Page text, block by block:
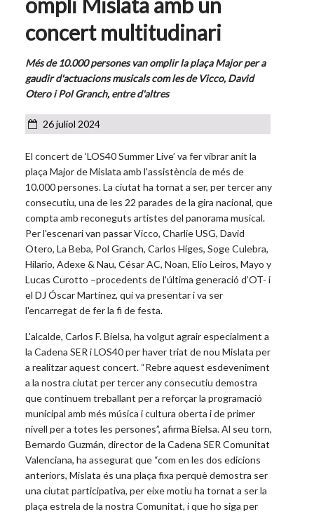
ompli Mislata amb un
concert multitudinari
Més de 10.000 persones van omplir la plaça Major per a
gaudir d'actuacions musicals com les de Vicco, David
Otero i Pol Granch, entre d'altres
26 juliol 2024
El concert de ‘LOS40 Summer Live’ va fer vibrar anit la
plaça Major de Mislata amb l'assistència de més de
10.000 persones. La ciutat ha tornat a ser, per tercer any
consecutiu, una de les 22 parades de la gira nacional, que
compta amb reconeguts artistes del panorama musical.
Per l'escenari van passarVicco, Charlie USG, David
Otero, La Beba, Pol Granch, Carlos Higes, Soge Culebra,
Hilario, Adexe & Nau, César AC, Noan, Elio Leiros, Mayo y
Lucas Curotto –procedents de l'última generació d’OT- i
el DJ Óscar Martínez, qui va presentar i va ser
l'encarregat de fer la fi de festa.
L'alcalde, Carlos F. Bielsa, ha volgut agrair especialment a
la Cadena SER i LOS40 per haver triat de nou Mislata per
a realitzar aquest concert. “Rebre aquest esdeveniment
a la nostra ciutat per tercer any consecutiu demostra
que continuem treballant per a reforçar la programació
municipal amb més música i cultura oberta i de primer
nivell per a totes les persones”, afirma Bielsa. Al seu torn,
Bernardo Guzmán, director de la Cadena SER Comunitat
Valenciana, ha assegurat que “com en les dos edicions
anteriors, Mislata és una plaça fixa perquè demostra ser
una ciutat participativa, per eixe motiu ha tornat a ser la
plaça estrela de la nostra Comunitat, i que ho siga per